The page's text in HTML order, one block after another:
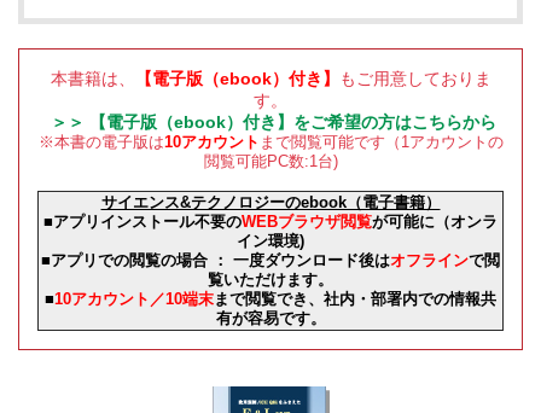
本書籍は、 【電子版（ebook）付き】
もご用意しておりま
す。
＞＞ 【電子版（ebook）付き】をご希望の方はこちらから
※本書の電子版は10アカウント まで閲覧可能です（1アカウントの
閲覧可能PC数:1台)
サイエンス&テクノロジーのebook（電子書籍）
■アプリインストール不要のWEBブラウザ閲覧が可能に（オンラ
イン環境)
■アプリでの閲覧の場合 ： 一度ダウンロード後はオフラインで閲
覧いただけます。
■10アカウント／10端末 まで閲覧でき、社内・部署内での情報共
有が容易です。